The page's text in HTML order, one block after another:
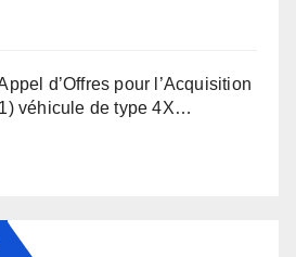
d’Offres pour l’Acquisition
véhicule de type 4X…